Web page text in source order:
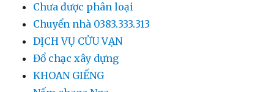
Chưa được phân loại
Chuyển nhà 0383.333.313
DỊCH VỤ CỬU VẠN
Đổ chạc xây dựng
KHOAN GIẾNG